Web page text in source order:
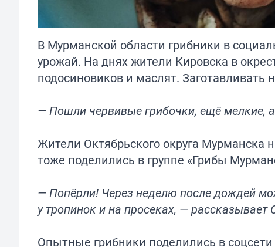
В Мурманской области грибники в
урожай. На днях жители Кировска в
подосиновиков и маслят. Заготавливать
— Пошли червивые грибочки, ещё мелкие,
Жители Октябрьского округа
тоже поделились в группе «Грибы
— Попёрли! Через неделю после дождей
у тропинок и на просеках, — рассказывает
Опытные грибники поделились в